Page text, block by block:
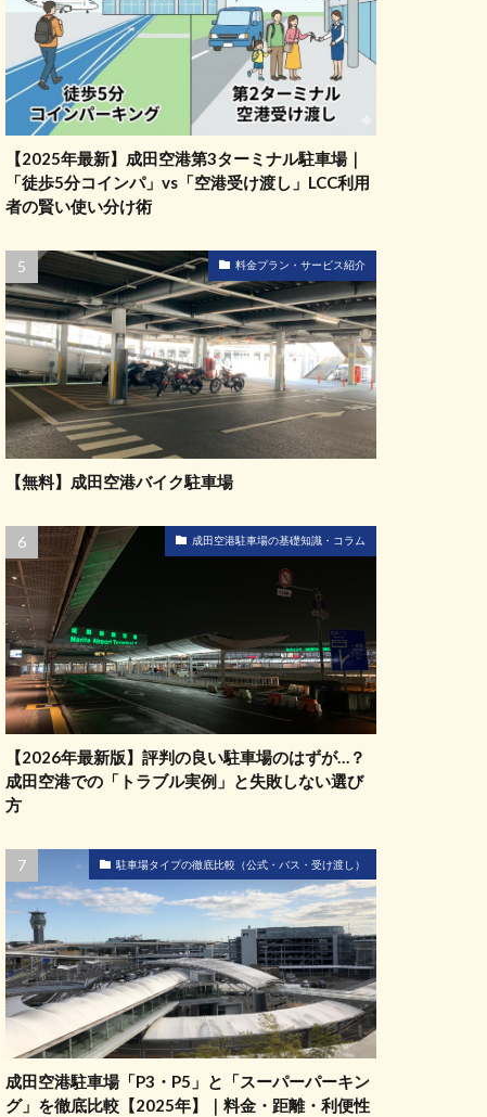
【2025年最新】成田空港第3ターミナル駐車場｜
「徒歩5分コインパ」vs「空港受け渡し」LCC利用
者の賢い使い分け術
料金プラン・サービス紹介
【無料】成田空港バイク駐車場
成田空港駐車場の基礎知識・コラム
【2026年最新版】評判の良い駐車場のはずが…？
成田空港での「トラブル実例」と失敗しない選び
方
駐車場タイプの徹底比較（公式・バス・受け渡し）
成田空港駐車場「P3・P5」と「スーパーパーキン
グ」を徹底比較【2025年】｜料金・距離・利便性